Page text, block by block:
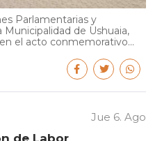
Parlamentarias y
de Ushuaia,
el acto conmemorativo...
Jue 6. Ago
de Labor